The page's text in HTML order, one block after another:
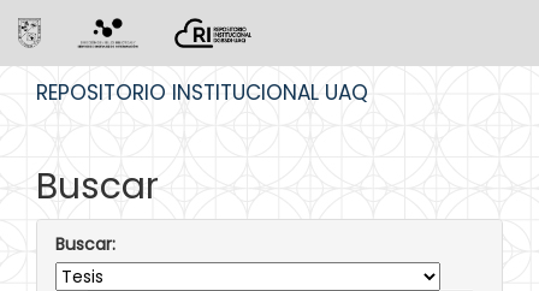
REPOSITORIO INSTITUCIONAL UAQ
Buscar
Buscar: